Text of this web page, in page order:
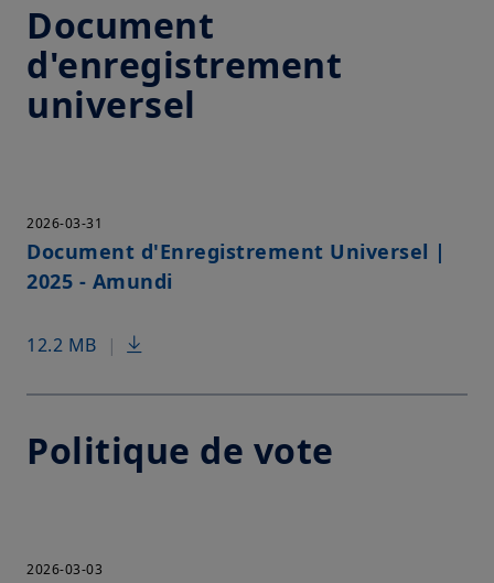
Document
d'enregistrement
universel
2026-03-31
Document d'Enregistrement Universel |
2025 - Amundi
12.2 MB |
Politique de vote
2026-03-03